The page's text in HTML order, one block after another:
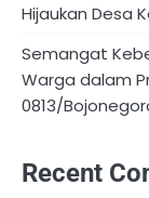
Hijaukan Desa
Semangat
Warga dalam
0813/
Recent